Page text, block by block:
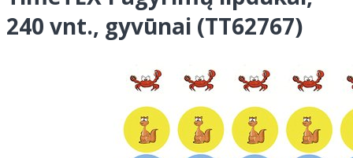
240 vnt., gyvūnai (TT62767)